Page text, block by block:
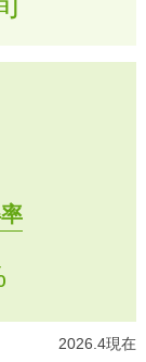
2026.4現在